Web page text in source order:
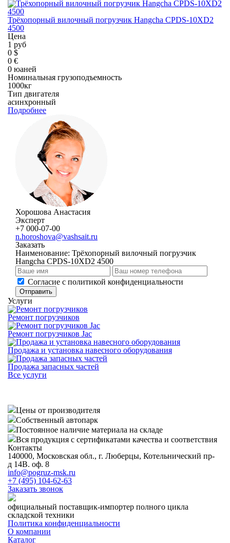
Трёхопорный вилочный погрузчик Hangcha CPDS-10XD2
4500
Цена
1 руб
0 $
0 €
0 юаней
Номинальная грузоподъемность
1000кг
Тип двигателя
асинхронный
Подробнее
Хорошова Анастасия
Эксперт
+7 000-07-00
n.horoshova@vashsait.ru
Заказать
Наименование: Трёхопорный вилочный погрузчик
Hangcha CPDS-10XD2 4500
Cогласие с политикой конфиденциальности
Отправить
Услуги
Ремонт погрузчиков
Ремонт погрузчиков Jac
Продажа и установка навесного оборудования
Продажа запасных частей
Все услуги
Цены от производителя
Собственный автопарк
Постоянное наличие материала на складе
Вся продукция с сертификатами качества и соответствия
Контакты
140000, Московская обл., г. Люберцы, Котельнический пр-
д 14В. оф. 8
info@pogruz-msk.ru
+7 (495) 104-62-63
Заказать звонок
официальный поставщик-импортер полного цикла
складской техники
Политика конфиденциальности
О компании
Каталог